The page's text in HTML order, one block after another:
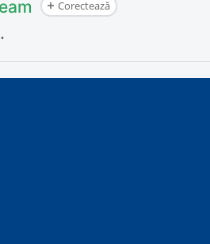
Corectează